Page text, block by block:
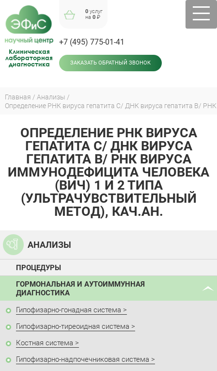
navigation
Клиническая
лабораторная
диагностика
0 услуг
на0 ₽
+7 (495) 775-01-41
ЗАКАЗАТЬ ОБРАТНЫЙ ЗВОНОК
Вы
Главная Анализы
ОПРЕДЕЛЕНИЕ РНК ВИРУСА
ГЕПАТИТА С/ ДНК ВИРУСА
ГЕПАТИТА В/ РНК ВИРУСА
ИММУНОДЕФИЦИТА ЧЕЛОВЕКА
(ВИЧ) 1 И 2 ТИПА
(УЛЬТРАЧУВСТВИТЕЛЬНЫЙ
МЕТОД), КАЧ.АН.
АНАЛИЗЫ
ПРОЦЕДУРЫ
ГОРМОНАЛЬНАЯ И АУТОИММУННАЯ
ДИАГНОСТИКА
Гипофизарно-гонадная система
Гипофизарно-тиреоидная система
Костная система
Гипофизарно-надпочечниковая система